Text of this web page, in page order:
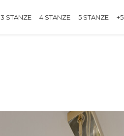
3 STANZE 4 STANZE 5 STANZE